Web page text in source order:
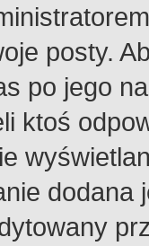
posty.
po jego
ktoś
dodana